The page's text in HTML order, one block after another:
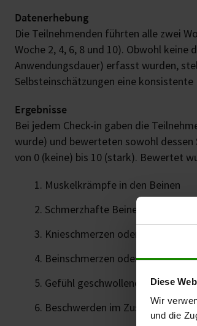
Diese
Wir
und die
Datenerhebung
Die Teilnehmenden führten alle zwei
Woche 2, 4, 6, 8 und 10). Obwohl
Anwendungsdauer) erfasst wurden,
Selbsteinschätzungen eine
Ergebnisse
Bei jedem Check-in gaben die
wurde) und bewerteten sowohl
von 0 (keine) bis 10 (stark). Bewertet
Muskelkrämpfe in den Beinen
Schmerzhafte Beine und Füße
Knieschmerzen oder
Beinschmerzen oder
Gefühl geschwollener Füße oder
Beschwerden im